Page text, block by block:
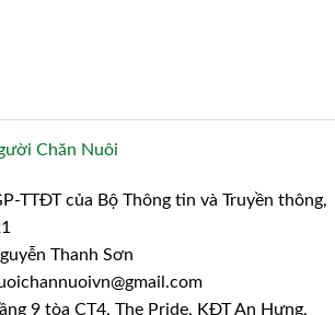
Chăn Nuôi
TTĐT của Bộ Thông tin và Truyền thông,
Thanh Sơn
9 tòa CT4, The Pride, KĐT An Hưng,